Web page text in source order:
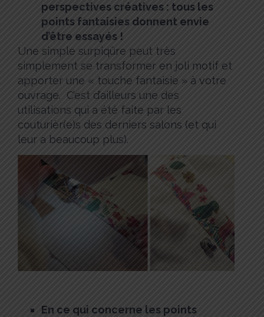
perspectives créatives : tous les
points fantaisies donnent envie
d’être essayés !
Une simple surpiqûre peut très
simplement se transformer en joli motif et
apporter une « touche fantaisie » à votre
ouvrage. C’est d’ailleurs une des
utilisations qui a été faite par les
couturièr(e)s des derniers salons (et qui
leur a beaucoup plus).
En ce qui concerne les points